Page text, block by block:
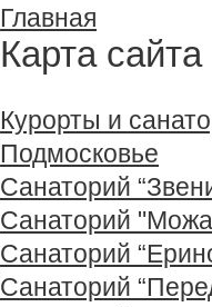
Главная
Карта сайта
Курорты и
Подмосковье
Санаторий
Санаторий
Санаторий
Санаторий